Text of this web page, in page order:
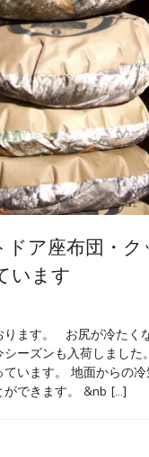
ドア座布団・ク
います
ります。 お尻が冷たく
シーズンも入荷しまし
います。 地面からの
ができます。 &nb […]